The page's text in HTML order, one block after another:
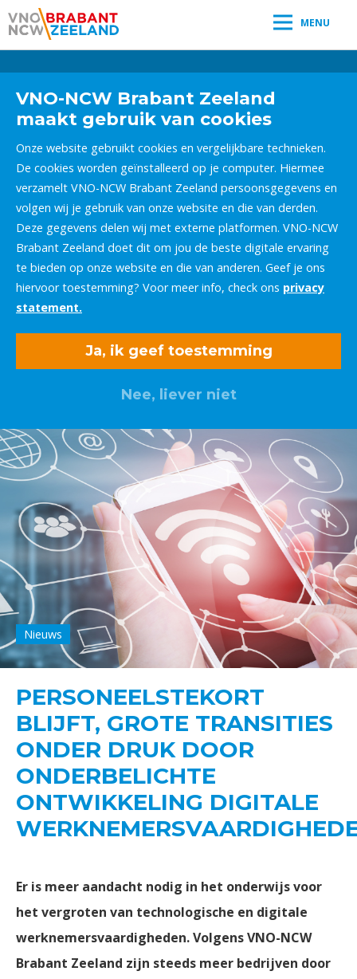
MENU
VNO-NCW Brabant Zeeland
maakt gebruik van cookies
Onze website gebruikt cookies en vergelijkbare technieken.
De cookies worden geïnstalleerd op je computer. Hiermee
verzamelt VNO-NCW Brabant Zeeland persoonsgegevens en
volgen wij je gebruik van onze website en die van derden.
Deze gegevens delen wij met externe platformen. VNO-NCW
Brabant Zeeland doet dit om jou de beste digitale ervaring
te bieden op onze website en die van anderen. Geef je ons
hiervoor toestemming? Voor meer info, check ons privacy
statement.
Ja, ik geef toestemming
Nee, liever niet
Nieuws
PERSONEELSTEKORT
BLIJFT, GROTE TRANSITIES
ONDER DRUK DOOR
ONDERBELICHTE
ONTWIKKELING DIGITALE
Er is meer aandacht nodig in het onderwijs voor
het vergroten van technologische en digitale
werknemersvaardigheden. Volgens VNO-NCW
Brabant Zeeland zijn steeds meer bedrijven door